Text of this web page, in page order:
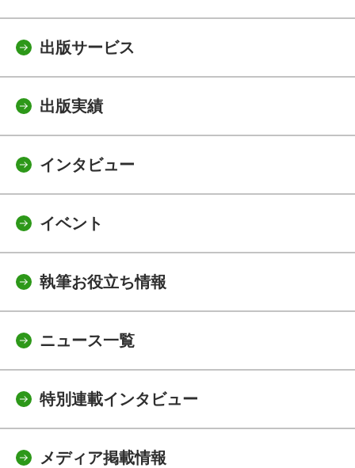
出版サービス
出版実績
インタビュー
イベント
執筆お役立ち情報
ニュース一覧
特別連載インタビュー
メディア掲載情報